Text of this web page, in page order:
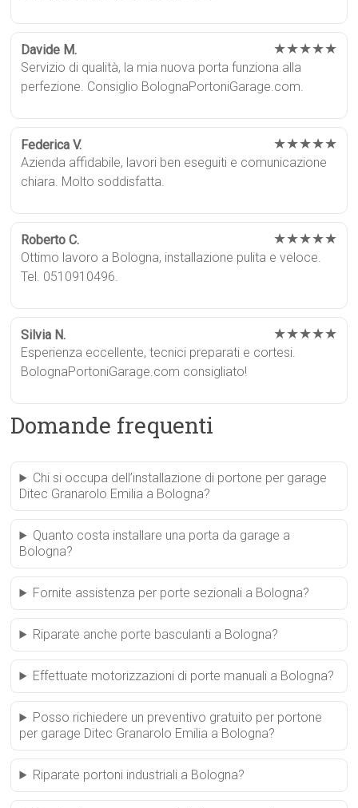
Davide M. ★★★★★
Servizio di qualità, la mia nuova porta funziona alla
perfezione. Consiglio BolognaPortoniGarage.com.
Federica V. ★★★★★
Azienda affidabile, lavori ben eseguiti e comunicazione
chiara. Molto soddisfatta.
Roberto C. ★★★★★
Ottimo lavoro a Bologna, installazione pulita e veloce.
Tel. 0510910496.
Silvia N. ★★★★★
Esperienza eccellente, tecnici preparati e cortesi.
BolognaPortoniGarage.com consigliato!
Domande frequenti
Chi si occupa dell’installazione di portone per garage
Ditec Granarolo Emilia a Bologna?
Quanto costa installare una porta da garage a
Bologna?
Fornite assistenza per porte sezionali a Bologna?
Riparate anche porte basculanti a Bologna?
Effettuate motorizzazioni di porte manuali a Bologna?
Posso richiedere un preventivo gratuito per portone
per garage Ditec Granarolo Emilia a Bologna?
Riparate portoni industriali a Bologna?